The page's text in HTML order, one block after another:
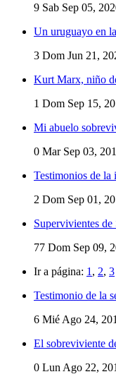
9 Sab Sep 05,
Un uruguayo en
3 Dom Jun 21,
Kurt Marx, niño
1 Dom Sep 15,
Mi abuelo
0 Mar Sep 03,
Testimonios de la
2 Dom Sep 01,
Supervivientes
77 Dom Sep 09,
Ir a página: 1 , 2, 3
Testimonio de la
6 Mié Ago 24,
El sobreviviente
0 Lun Ago 22,